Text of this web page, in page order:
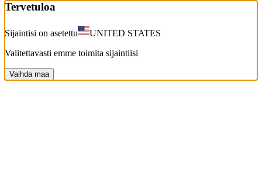
Tervetuloa
Sijaintisi on asetettu
UNITED STATES
Valitettavasti emme toimita sijaintiisi
Vaihda maa